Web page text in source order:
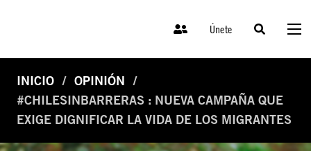
Únete
INICIO
OPINIÓN
#CHILESINBARRERAS : NUEVA CAMPAÑA QUE
EXIGE DIGNIFICAR LA VIDA DE LOS MIGRANTES